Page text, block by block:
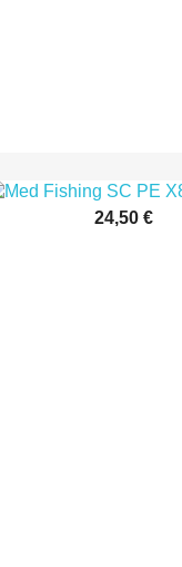
Anteprima
24,50 €